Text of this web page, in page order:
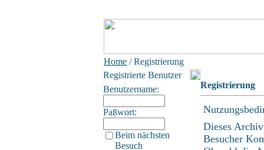
Home / Registrierung
Registrierte Benutzer
Benutzername:
Paßwort:
Beim nächsten
Besuch
Registrierung
Dieses
Besucher